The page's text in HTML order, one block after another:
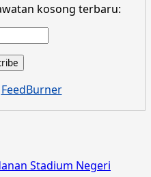
kosong terbaru:
FeedBurner
Stadium Negeri